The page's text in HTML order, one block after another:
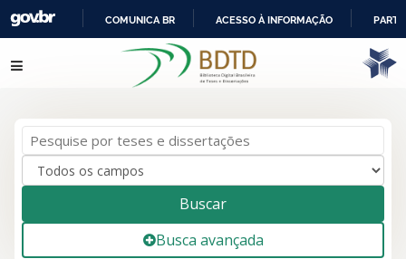
IR
PARA
COMUNICA BR ACESSO À INFORMAÇÃO
Pular para o conteúdo
Buscar
Busca avançada